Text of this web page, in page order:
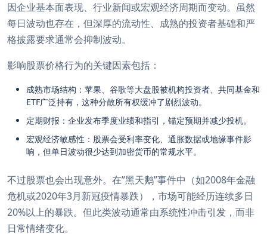
因企业基本面表现、行业新闻或宏观经济周期而变动。虽然
每日波动也存在，但深厚的流动性、成熟的投资者基础和严
格披露要求通常会抑制波动。
影响股票价格行为的关键因素包括：
成熟市场结构：苹果、谷歌等大盘股被机构投资者、共同基金和
ETF广泛持有，这种分散所有权缓冲了剧烈波动。
定期财报：企业发布季度业绩和指引，锚定预期并减少投机。
宏观经济敏感性：股票会受利率变化、通胀数据或地缘事件影
响，但单日波动很少达到加密货币的常规水平。
不过股票也会出现意外。在”黑天鹅”事件中（如2008年金融
危机或2020年3月新冠疫情暴跌），市场可能经历连续多日
20%以上的暴跌。但此类波动通常由系统性冲击引发，而非
日常情绪变化。